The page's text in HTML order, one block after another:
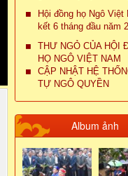
Hội đồng họ Ngô Việt
kết 6 tháng đầu năm
THƯ NGỎ CỦA HỘI
HỌ NGÔ VIỆT NAM
CẬP NHẬT HỆ
TỰ NGÔ QUYỀN
Album ảnh